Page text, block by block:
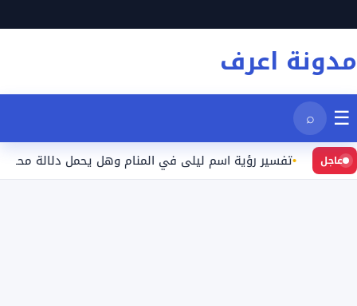
إلى
المحتوى
مدونة اعرف
☰
⌕
عاجلتفسير رؤية اسم ليلى في المنام وهل يحمل دلالة محددة؟